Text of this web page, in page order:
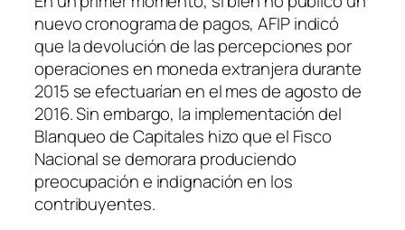
nuevo cronograma de pagos, AFIP indicó
que la devolución de las percepciones por
operaciones en moneda extranjera durante
2015 se efectuarían en el mes de agosto de
2016. Sin embargo, la implementación del
Blanqueo de Capitales hizo que el Fisco
Nacional se demorara produciendo
preocupación e indignación en los
contribuyentes.